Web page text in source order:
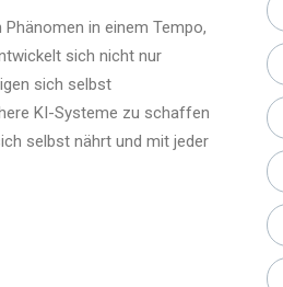
in einem Tempo,
sich nicht nur
sich selbst
KI-Systeme zu schaffen
selbst nährt und mit jeder